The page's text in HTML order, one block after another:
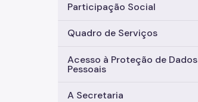
Participação Social
Quadro de Serviços
Acesso à Proteção de Dados
Pessoais
A Secretaria